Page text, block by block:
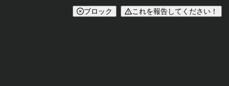
ブロック これを報告してください！